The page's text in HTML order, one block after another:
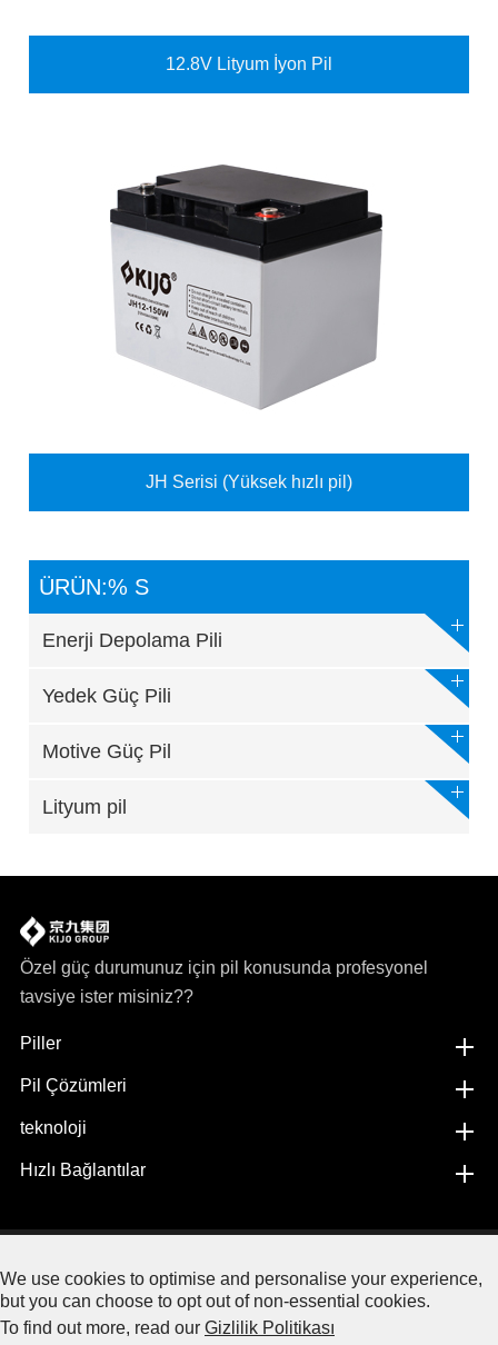
12.8V Lityum İyon Pil
JH Serisi (Yüksek hızlı pil)
ÜRÜN:% S
Enerji Depolama Pili
Yedek Güç Pili
Motive Güç Pil
Lityum pil
Özel güç durumunuz için pil konusunda profesyonel
tavsiye ister misiniz??
Piller
Pil Çözümleri
teknoloji
Hızlı Bağlantılar
Co.,LTD.Her hakkı saklıdır.
Site Haritası | Gizlilik Politikası
We use cookies to optimise and personalise your experience,
but you can choose to opt out of non-essential cookies.
To find out more, read our Gizlilik Politikası